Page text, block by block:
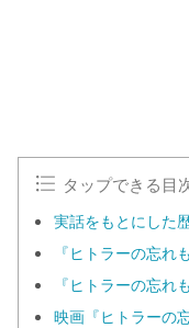
タップできる目
実話をもとにした
『ヒトラーの忘れ
『ヒトラーの忘れ
映画『ヒトラーの